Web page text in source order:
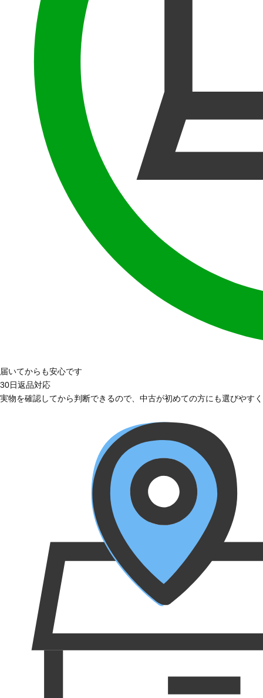
届いてからも安心です
30日返品対応
実物を確認してから判断できるので、中古が初めての方にも選びやす